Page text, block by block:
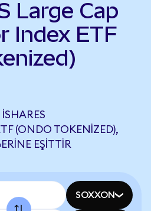
Large Cap
Index ETF
(ONDO TOKENIZED),
EŞITTIR
SOXXON